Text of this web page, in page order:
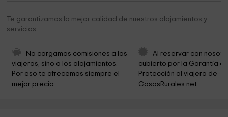
Parroquia de San Martín 4,8 km
Ayuntamiento de Getxo 5,5 km
Nautica Larrinaga Santín y Getxoport 6,1 km
Te garantizamos la mejor calidad de nuestros alojamientos y
servicios
No cargamos comisiones a los
viajeros, sino a los alojamientos.
Por eso te ofrecemos siempre el
mejor precio.
Al reservar con
cubierto por la Garantía
Protección al viajero de
CasasRurales.net